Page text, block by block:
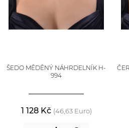
ŠEDO MĚDĚNÝ NÁHRDELNÍK H-
994
1 128 Kč (46,63 Euro)